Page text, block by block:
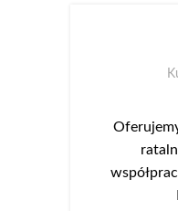
części oraz dwudrzwiową
półki. Korpusy wykonane
laminowanej o zwiększonej
odporności na zarysowania.
Białe fronty posiadają